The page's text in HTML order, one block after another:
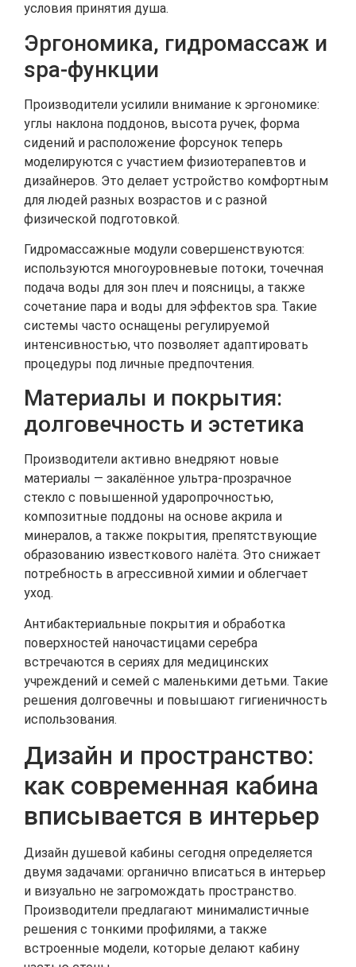
условия принятия душа.
Эргономика, гидромассаж и
spa‑функции
Производители усилили внимание к эргономике:
углы наклона поддонов, высота ручек, форма
сидений и расположение форсунок теперь
моделируются с участием физиотерапевтов и
дизайнеров. Это делает устройство комфортным
для людей разных возрастов и с разной
физической подготовкой.
Гидромассажные модули совершенствуются:
используются многоуровневые потоки, точечная
подача воды для зон плеч и поясницы, а также
сочетание пара и воды для эффектов spa. Такие
системы часто оснащены регулируемой
интенсивностью, что позволяет адаптировать
процедуры под личные предпочтения.
Материалы и покрытия:
долговечность и эстетика
Производители активно внедряют новые
материалы — закалённое ультра‑прозрачное
стекло с повышенной ударопрочностью,
композитные поддоны на основе акрила и
минералов, а также покрытия, препятствующие
образованию известкового налёта. Это снижает
потребность в агрессивной химии и облегчает
уход.
Антибактериальные покрытия и обработка
поверхностей наночастицами серебра
встречаются в сериях для медицинских
учреждений и семей с маленькими детьми. Такие
решения долговечны и повышают гигиеничность
использования.
Дизайн и пространство:
как современная кабина
вписывается в интерьер
Дизайн душевой кабины сегодня определяется
двумя задачами: органично вписаться в интерьер
и визуально не загромождать пространство.
Производители предлагают минималистичные
решения с тонкими профилями, а также
встроенные модели, которые делают кабину